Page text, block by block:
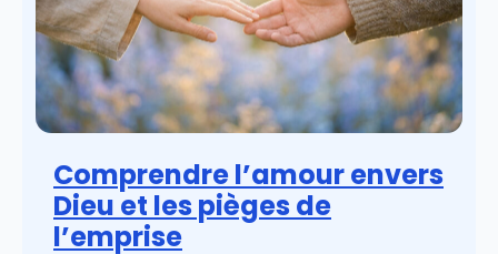
Comprendre l’amour envers
Dieu et les pièges de
l’emprise